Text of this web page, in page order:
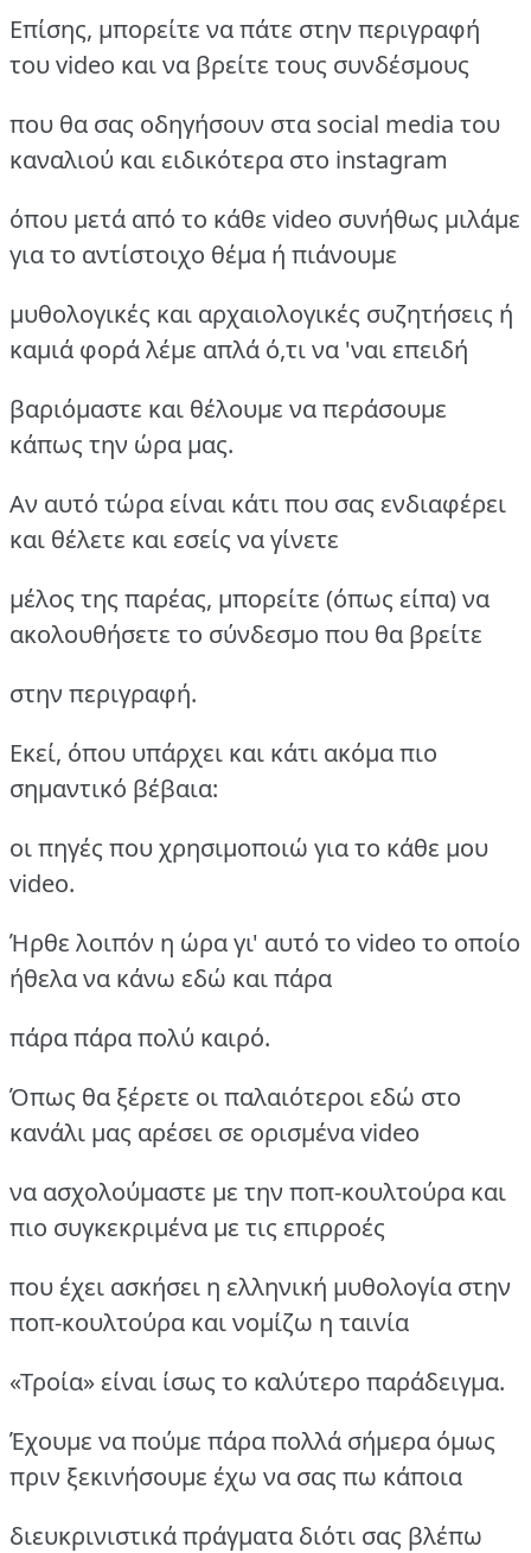
Επίσης, μπορείτε να πάτε στην περιγραφή
του video και να βρείτε τους συνδέσμους
που θα σας οδηγήσουν στα social media του
καναλιού και ειδικότερα στο instagram
όπου μετά από το κάθε video συνήθως μιλάμε
για το αντίστοιχο θέμα ή πιάνουμε
μυθολογικές και αρχαιολογικές συζητήσεις ή
καμιά φορά λέμε απλά ό,τι να 'ναι επειδή
βαριόμαστε και θέλουμε να περάσουμε
κάπως την ώρα μας.
Αν αυτό τώρα είναι κάτι που σας ενδιαφέρει
και θέλετε και εσείς να γίνετε
μέλος της παρέας, μπορείτε (όπως είπα) να
ακολουθήσετε το σύνδεσμο που θα βρείτε
στην περιγραφή.
Εκεί, όπου υπάρχει και κάτι ακόμα πιο
σημαντικό βέβαια:
οι πηγές που χρησιμοποιώ για το κάθε μου
video.
Ήρθε λοιπόν η ώρα γι' αυτό το video το οποίο
ήθελα να κάνω εδώ και πάρα
πάρα πάρα πολύ καιρό.
Όπως θα ξέρετε οι παλαιότεροι εδώ στο
κανάλι μας αρέσει σε ορισμένα video
να ασχολούμαστε με την ποπ-κουλτούρα και
πιο συγκεκριμένα με τις επιρροές
που έχει ασκήσει η ελληνική μυθολογία στην
ποπ-κουλτούρα και νομίζω η ταινία
«Τροία» είναι ίσως το καλύτερο παράδειγμα.
Έχουμε να πούμε πάρα πολλά σήμερα όμως
πριν ξεκινήσουμε έχω να σας πω κάποια
διευκρινιστικά πράγματα διότι σας βλέπω